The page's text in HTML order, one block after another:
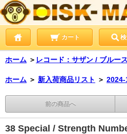
カート
ホーム ＞ レコード：サザン / ブルー
ホーム ＞ 新入荷商品リスト ＞
前の商品へ
38 Special / Strength